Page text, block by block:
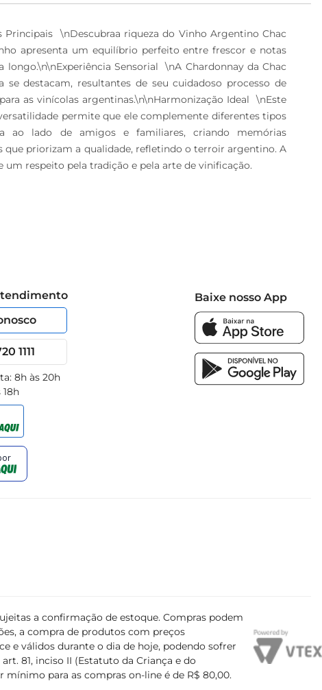
\nDescubraa riqueza do Vinho Argentino Chac
apresenta um equilíbrio perfeito entre frescor e notas
Sensorial  \nA Chardonnay da Chac
destacam, resultantes de seu cuidadoso processo de
as vinícolas argentinas.\n\nHarmonização Ideal  \nEste
permite que ele complemente diferentes tipos
ao lado de amigos e familiares, criando memórias
que priorizam a qualidade, refletindo o terroir argentino. A
respeito pela tradição e pela arte de vinificação.
1111
8h às 20h
18h
Baixe nosso App
a confirmação de estoque. Compras podem
a compra de produtos com preços
e válidos durante o dia de hoje, podendo sofrer
81, inciso II (Estatuto da Criança e do
para as compras on-line é de R$ 80,00.